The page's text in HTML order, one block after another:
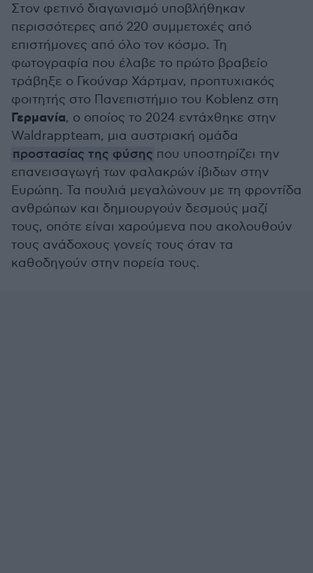
Στον φετινό διαγωνισμό υποβλήθηκαν
περισσότερες από 220 συμμετοχές από
επιστήμονες από όλο τον κόσμο. Τη
φωτογραφία που έλαβε το πρώτο βραβείο
τράβηξε ο Γκούναρ Χάρτμαν, προπτυχιακός
φοιτητής στο Πανεπιστήμιο του Koblenz στη
Γερμανία, ο οποίος το 2024 εντάχθηκε στην
Waldrappteam, μια αυστριακή ομάδα
προστασίας της φύσης που υποστηρίζει την
επανεισαγωγή των φαλακρών ίβιδων στην
Ευρώπη. Τα πουλιά μεγαλώνουν με τη φροντίδα
ανθρώπων και δημιουργούν δεσμούς μαζί
τους, οπότε είναι χαρούμενα που ακολουθούν
τους ανάδοχους γονείς τους όταν τα
καθοδηγούν στην πορεία τους.